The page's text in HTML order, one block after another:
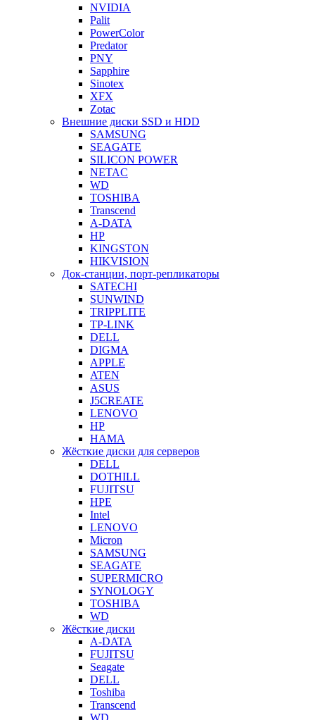
NVIDIA
Palit
PowerColor
Predator
PNY
Sapphire
Sinotex
XFX
Zotac
Внешние диски SSD и HDD
SAMSUNG
SEAGATE
SILICON POWER
NETAC
WD
TOSHIBA
Transcend
A-DATA
HP
KINGSTON
HIKVISION
Док-станции, порт-репликаторы
SATECHI
SUNWIND
TRIPPLITE
TP-LINK
DELL
DIGMA
APPLE
ATEN
ASUS
J5CREATE
LENOVO
HP
HAMA
Жёсткие диски для серверов
DELL
DOTHILL
FUJITSU
HPE
Intel
LENOVO
Micron
SAMSUNG
SEAGATE
SUPERMICRO
SYNOLOGY
TOSHIBA
WD
Жёсткие диски
A-DATA
FUJITSU
Seagate
DELL
Toshiba
Transcend